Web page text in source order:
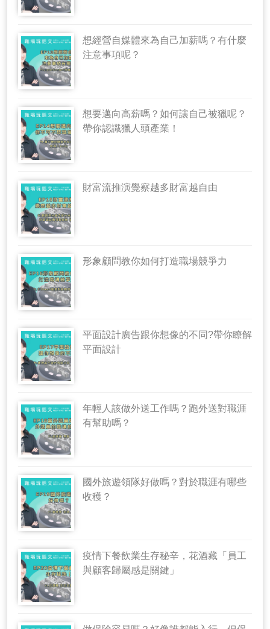
想經營自媒體來為自己加薪嗎？有什麼
注意事項呢？
想要邁向高薪嗎？如何讓自己被獵呢？
帶你認識獵人頭產業！
財富流推演覺察越多財富越自由
形象顧問教你如何打造職場競爭力
平面設計廣告跟你想像的不同?帶你瞭解
平面設計
年輕人該做外送工作嗎？跑外送對職涯
有幫助嗎？
國外旅遊領隊好做嗎？對於職涯有哪些
收穫？
疫情下餐飲業生存秘辛，花酒藏「員工
與顧客歸屬感是關鍵」